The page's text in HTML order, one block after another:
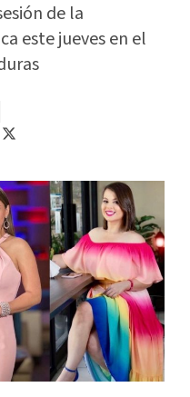
de la
este jueves en el